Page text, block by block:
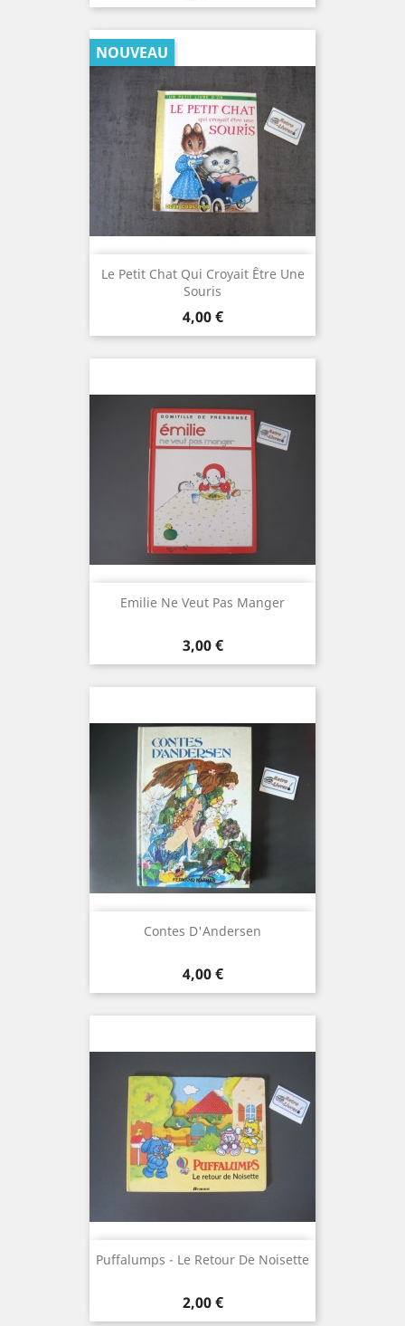
Le Petit Chat Qui Croyait Être Une
Souris
Prix
4,00 €
NOUVEAU
Emilie Ne Veut Pas Manger
Prix
3,00 €
Contes D'Andersen
Prix
4,00 €
Puffalumps - Le Retour De Noisette
Prix
2,00 €